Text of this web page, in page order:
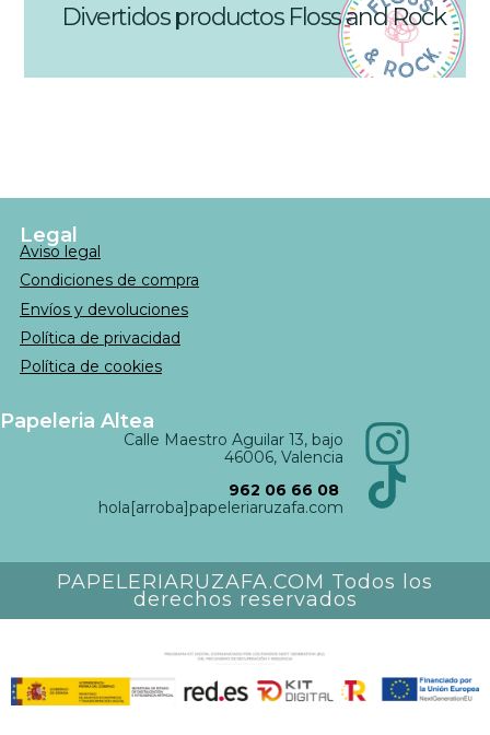
Divertidos productos Floss and Rock
Legal
Aviso legal
Condiciones de compra
Envíos y devoluciones
Política de privacidad
Política de cookies
Papeleria Altea
Calle Maestro Aguilar 13, bajo
46006, Valencia
962 06 66 08
hola[arroba]papeleriaruzafa.com
PAPELERIARUZAFA.COM Todos los
derechos reservados